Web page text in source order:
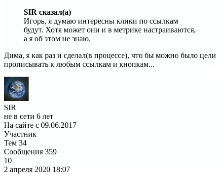
SIR сказал(а)
Игорь, я думаю интересны клики по ссылкам
будут. Хотя может они и в метрике настраиваются,
а я об этом не знаю.
Дима, я как раз и сделал(в процессе), что бы можно было цели
прописывать к любым ссылкам и кнопкам...
SIR
не в сети 6 лет
На сайте с 09.06.2017
Участник
Тем 34
Сообщения 359
10
2 апреля 2020 18:07